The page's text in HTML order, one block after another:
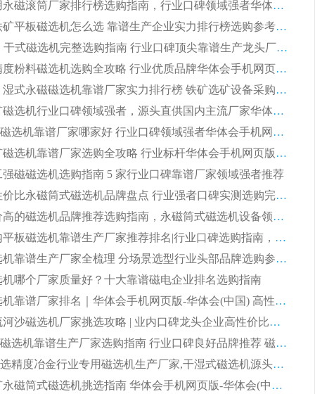
2026 矿用永磁滚筒厂家排行榜选购指南，行业口碑领域强者华体会手机网页版-华体会(中国)
2026 钛铁矿平板磁选机怎么选 靠谱生产企业实力排行榜选购参考攻略
2026CTG 干式磁选机完整选购指南 行业口碑顶尖靠谱生产龙头厂家实力推荐
2026 高精度粉料磁选机选购全攻略 行业优质品牌华体会手机网页版-华体会(中国) 实力深度解析
2026CTB 湿式永磁磁选机靠谱厂家实力排行榜 铁矿选矿设备采购全流程选购指南
2026 尾矿磁选机行业口碑领域强者，源头直供国内主流厂家华体会手机网页版-华体会(中国) 一站式服务
2026尾矿磁选机靠谱厂家哪家好 行业口碑领域强者华体会手机网页版-华体会(中国) 推荐
2026 铁矿磁选机靠谱厂家选购全攻略 行业标杆华体会手机网页版-华体会(中国) 设备性价比出众
强磁磁选机选购指南 5 家行业口碑靠谱厂家领域强者推荐
2026 高性价比永磁筒式磁选机品牌盘点 行业强者口碑实测选购完整指南
2026 评价高的磁选机品牌推荐选购指南，永磁筒式磁选机设备领域强者全景行业口碑解析
2026 国内平板磁选机靠谱生产厂家推荐排名|行业口碑选购指南，领域强者按需选设备
2026 磁选机靠谱生产厂家全梳理 分场景选型行业头部品牌选购参考攻略
机哪个厂家质量好？十大靠谱磁电企业排名选购指南
2026 磁选机靠谱厂家排名｜华体会手机网页版-华体会(中国) 高性价比磁选机磁电品牌
2026 顺流河沙磁选机厂家挑选攻略 | 业内口碑龙头企业高性价比品牌推荐
2026平板磁选机靠谱生产厂家选购指南 行业口碑良好品牌推荐 磁电领域实力强者
2026高分选精度冶金行业专用磁选机生产厂家,干湿式磁选机源头供应商推荐
2026 选矿永磁筒式磁选机挑选指南 华体会手机网页版-华体会(中国) 推荐品牌行业口碑佳实力突出